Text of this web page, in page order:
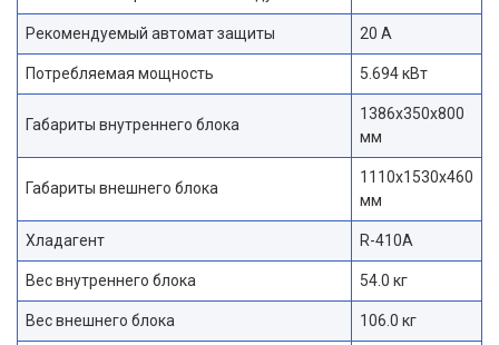
Рекомендуемый автомат защиты 20 А
Потребляемая мощность 5.694 кВт
Габариты внутреннего блока
1386х350х800
мм
Габариты внешнего блока
1110х1530х460
мм
Хладагент R-410A
Вес внутреннего блока 54.0 кг
Вес внешнего блока 106.0 кг